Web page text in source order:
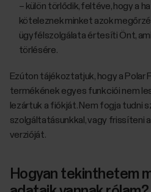
– külön törlődik, feltéve, hogy a
köteleznek minket azok
ügyfélszolgálata értesíti Önt,
törlésére.
Ezúton tájékoztatjuk, hogy a Polar
termékének egyes funkciói nem
lezártuk a fiókját. Nem fogja tudni
szolgáltatásunkkal, vagy frissíteni
verzióját.
Hogyan tekinthetem